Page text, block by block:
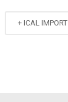
+ ICAL IMPORT